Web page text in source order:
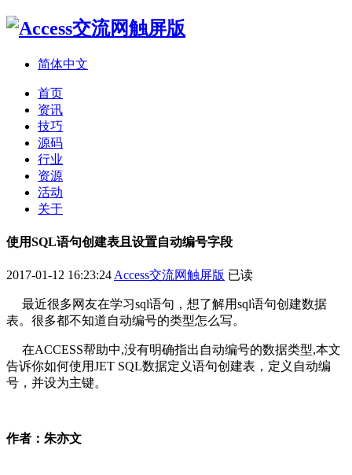
简体中文
首页
资讯
技巧
源码
行业
资源
活动
关于
使用SQL语句创建表且设置自动编号字段
2017-01-12 16:23:24 Access交流网触屏版 已读
最近很多网友在学习sql语句，想了解用sql语句创建数据
表。很多都不知道自动编号的类型怎么写。
在ACCESS帮助中,没有明确指出自动编号的数据类型,本文
告诉你如何使用JET SQL数据定义语句创建表，定义自动编
号，并设为主键。
作者：朱亦文